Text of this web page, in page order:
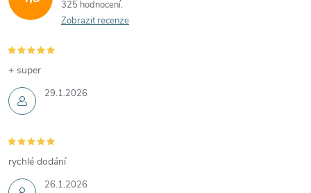
325 hodnocení
Zobrazit recenze
29.1.2026
+ super
26.1.2026
rychlé dodání